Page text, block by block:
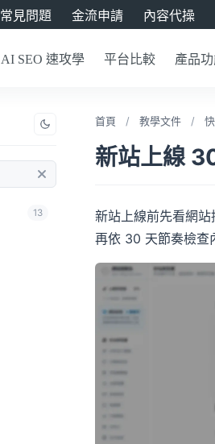
常見問題 金流申請 內容代操
AI SEO 速攻學 平台比較 產品
13
首頁 / 教學文件 /
新站上線
新站上線前先看網
再依 30 天節奏檢查